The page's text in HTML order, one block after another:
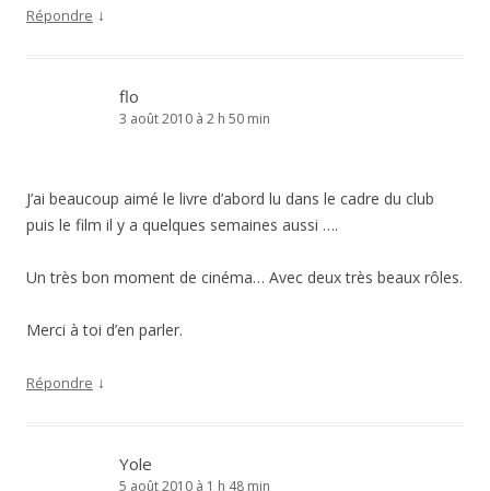
Répondre ↓
flo
3 août 2010 à 2 h 50 min
J’ai beaucoup aimé le livre d’abord lu dans le cadre du club
puis le film il y a quelques semaines aussi ….
Un très bon moment de cinéma… Avec deux très beaux rôles.
Merci à toi d’en parler.
Répondre ↓
Yole
5 août 2010 à 1 h 48 min